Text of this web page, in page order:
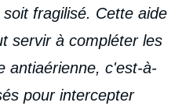
fragilisé. Cette aide
servir à compléter les
antiaérienne, c'est-à-
pour intercepter